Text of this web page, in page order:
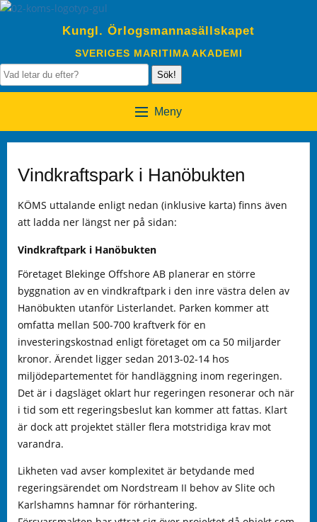
Kungl. Örlogsmannasällskapet
SVERIGES MARITIMA AKADEMI
Sök!
Meny
Vindkraftspark i Hanöbukten
KÖMS uttalande enligt nedan (inklusive karta) finns även
att ladda ner längst ner på sidan:
Vindkraftpark i Hanöbukten
Företaget Blekinge Offshore AB planerar en större
byggnation av en vindkraftpark i den inre västra delen av
Hanöbukten utanför Listerlandet. Parken kommer att
omfatta mellan 500-700 kraftverk för en
investeringskostnad enligt företaget om ca 50 miljarder
kronor. Ärendet ligger sedan 2013-02-14 hos
miljödepartementet för handläggning inom regeringen.
Det är i dagsläget oklart hur regeringen resonerar och när
i tid som ett regeringsbeslut kan kommer att fattas. Klart
är dock att projektet ställer flera motstridiga krav mot
varandra.
Likheten vad avser komplexitet är betydande med
regeringsärendet om Nordstream II behov av Slite och
Karlshamns hamnar för rörhantering.